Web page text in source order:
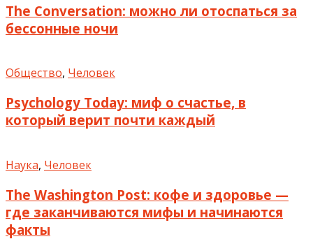
The Conversation: можно ли отоспаться за
бессонные ночи
Общество, Человек
Psychology Today: миф о счастье, в
который верит почти каждый
Наука, Человек
The Washington Post: кофе и здоровье —
где заканчиваются мифы и начинаются
факты